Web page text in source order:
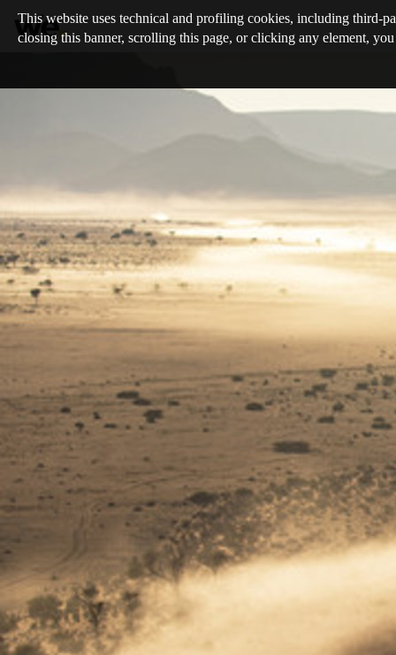
This website uses technical and profiling cookies, including third-
closing this banner, scrolling this page, or clicking any element,